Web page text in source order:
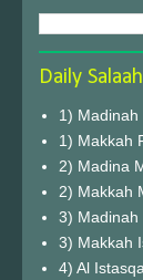
Daily